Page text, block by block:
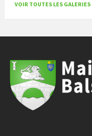
VOIR TOUTES LES GALERIES